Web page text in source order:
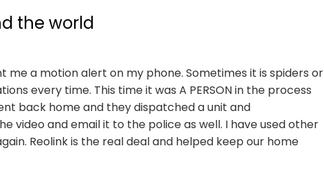
the world
a motion alert on my phone. Sometimes it is spiders or
every time. This time it was A PERSON in the process
back home and they dispatched a unit and
video and email it to the police as well. I have used other
Reolink is the real deal and helped keep our home